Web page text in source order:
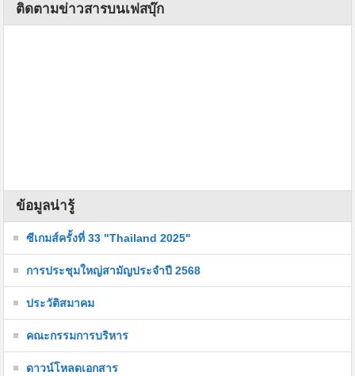
ติดตามข่าวสารบนเฟสบุ๊ก
ข้อมูลน่ารู้
ซีเกมส์ครั้งที่ 33 "Thailand 2025"
การประชุมใหญ่สามัญประจำปี 2568
ประวัติสมาคม
คณะกรรมการบริหาร
ดาวน์โหลดเอกสาร